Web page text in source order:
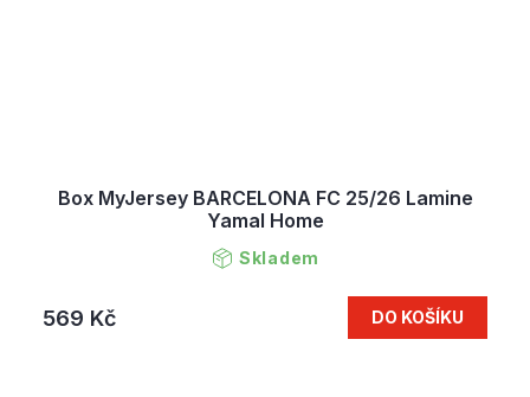
Box MyJersey BARCELONA FC 25/26 Lamine
Yamal Home
Skladem
569 Kč DO KOŠÍKU